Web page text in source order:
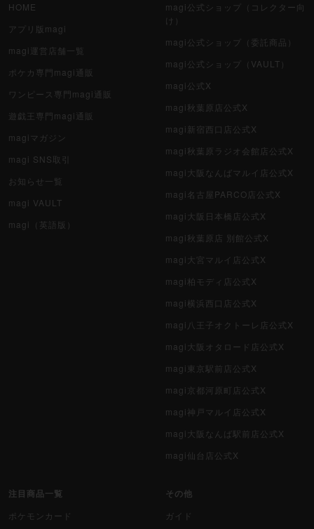
HOME
アプリ版magi
magi運営店舗一覧
ポケカ専門magi通販
ワンピース専門magi通販
遊戯王専門magi通販
magiマガジン
magi SNS取引
お知らせ一覧
magi VAULT
magi（英語版）
magi公式ショップ（コレクター向
け）
magi公式ショップ（委託商品）
magi公式ショップ（VAULT）
magi公式X
magi秋葉原店公式X
magi新宿西口店公式X
magi秋葉原ラジオ会館店公式X
magi大阪なんばマルイ店公式X
magi名古屋PARCO店公式X
magi大阪日本橋店公式X
magi秋葉原店 別館公式X
magi大宮マルイ店公式X
magi柏モディ店公式X
magi横浜西口店公式X
magi八王子オクトーレ店公式X
magi大阪オタロード店公式X
magi東京駅前店公式X
magi京都河原町店公式X
magi神戸マルイ店公式X
magi大阪なんば駅前店公式X
magi仙台店公式X
注目商品一覧
ポケモンカード
その他
ガイド